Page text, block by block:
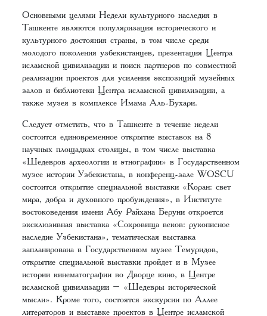
Основными целями Недели культурного наследия в
Ташкенте являются популяризация исторического и
культурного достояния страны, в том числе среди
молодого поколения узбекистанцев, презентация Центра
исламской цивилизации и поиск партнеров по совместной
реализации проектов для усиления экспозиций музейных
залов и библиотеки Центра исламской цивилизации, а
также музея в комплексе Имама Аль-Бухари.
Следует отметить, что в Ташкенте в течение недели
состоится единовременное открытие выставок на 8
научных площадках столицы, в том числе выставка
«Шедевров археологии и этнографии» в Государственном
музее истории Узбекистана, в конференц-зале WOSCU
состоится открытие специальной выставки «Коран: свет
мира, добра и духовного пробуждения», в Институте
востоковедения имени Абу Райхана Беруни откроется
эксклюзивная выставка «Сокровища веков: рукописное
наследие Узбекистана», тематическая выставка
запланирована в Государственном музее Темуридов,
открытие специальной выставки пройдет и в Музее
истории кинематографии во Дворце кино, в Центре
исламской цивилизации – «Шедевры исторической
мысли». Кроме того, состоятся экскурсии по Аллее
литераторов и выставке проектов в Центре исламской